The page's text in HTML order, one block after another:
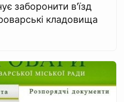
заборонити в'їзд
кладовища